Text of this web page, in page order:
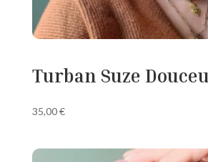
Turban Suze
35,00€